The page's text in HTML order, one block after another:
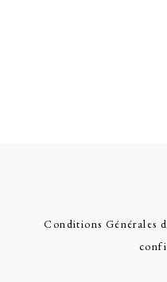
Conditions Générales